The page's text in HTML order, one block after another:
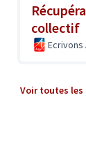
collectif
Ecrivons
Voir toutes